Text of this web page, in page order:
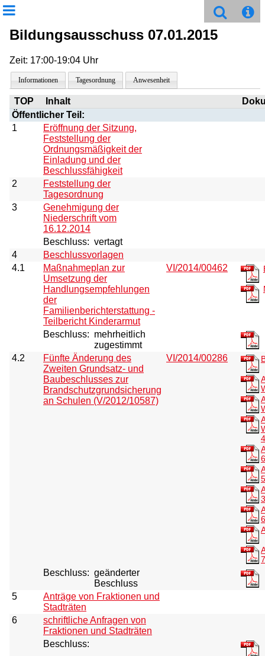
Bildungsausschuss 07.01.2015
Zeit: 17:00-19:04 Uhr
Informationen Tagesordnung Anwesenheit
TOP Inhalt
Öffentlicher Teil:
1
Eröffnung der Sitzung,
Feststellung der
Ordnungsmäßigkeit der
Einladung und der
Beschlussfähigkeit
2
Feststellung der
Tagesordnung
3
Genehmigung der
Niederschrift vom
16.12.2014
Beschluss: vertagt
4
Beschlussvorlagen
4.1
Maßnahmeplan zur
Umsetzung der
Handlungsempfehlungen
der
Familienberichterstattung -
Teilbericht Kinderarmut
VI/2014/00462
Beschluss: mehrheitlich
zugestimmt
4.2
Fünfte Änderung des
Zweiten Grundsatz- und
Baubeschlusses zur
Brandschutzgrundsicherung
an Schulen (V/2012/10587)
VI/2014/00286
Beschluss: geänderter
Beschluss
5
Anträge von Fraktionen und
Stadträten
6
schriftliche Anfragen von
Fraktionen und Stadträten
Beschluss: